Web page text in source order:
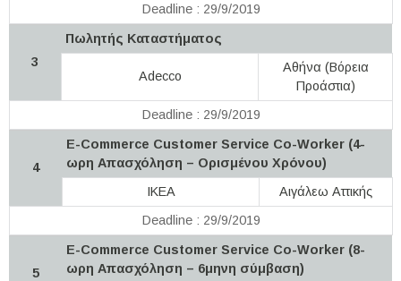
Deadline : 29/9/2019
3
Πωλητής Καταστήματος
Adecco
Αθήνα (Βόρεια
Προάστια)
Deadline : 29/9/2019
4
E-Commerce Customer Service Co-Worker (4-
ωρη Απασχόληση – Ορισμένου Χρόνου)
IKEA
Αιγάλεω Αττικής
Deadline : 29/9/2019
5
E-Commerce Customer Service Co-Worker (8-
ωρη Απασχόληση – 6μηνη σύμβαση)